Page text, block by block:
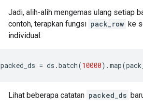
Jadi, alih-alih mengemas ulang setiap
contoh, terapkan fungsi pack_row ke
individual:
packed_ds = ds .batch(10000).map(
Lihat beberapa catatan packed_ds